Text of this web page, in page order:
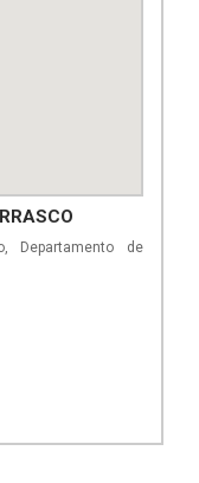
Departamento de